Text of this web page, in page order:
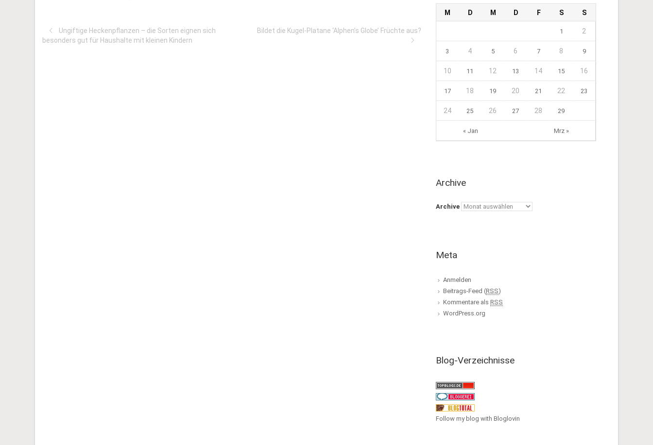
Ungiftige Heckenpflanzen – die Sorten eignen sich
besonders gut für Haushalte mit kleinen Kindern
Bildet die Kugel-Platane ‘Alphen’s Globe’ Früchte aus?
M D M D F S S
« Jan Mrz »
1 2
3 4 5 6 7 8 9
10 11 12 13 14 15 16
17 18 19 20 21 22 23
24 25 26 27 28 29
Archive
Archive
Meta
Anmelden
Beitrags-Feed (RSS)
Kommentare als RSS
WordPress.org
Blog-Verzeichnisse
Follow my blog with Bloglovin